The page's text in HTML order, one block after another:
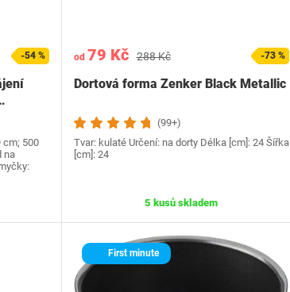
-54 %
cm; 500
na
od 79 Kč 288 Kč -73 %
Dortová forma Zenker Black Metallic
(99+)
Tvar: kulaté Určení: na dorty Délka [cm]: 24 Šířka
[cm]: 24
5 kusů skladem
First minute